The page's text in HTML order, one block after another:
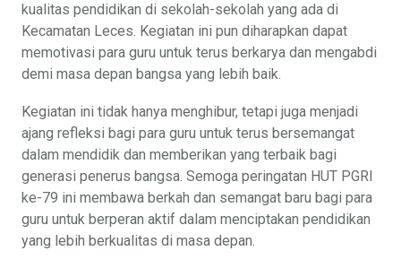
kualitas pendidikan di sekolah-sekolah yang ada di
Kecamatan Leces. Kegiatan ini pun diharapkan dapat
memotivasi para guru untuk terus berkarya dan mengabdi
demi masa depan bangsa yang lebih baik.
Kegiatan ini tidak hanya menghibur, tetapi juga menjadi
ajang refleksi bagi para guru untuk terus bersemangat
dalam mendidik dan memberikan yang terbaik bagi
generasi penerus bangsa. Semoga peringatan HUT PGRI
ke-79 ini membawa berkah dan semangat baru bagi para
guru untuk berperan aktif dalam menciptakan pendidikan
yang lebih berkualitas di masa depan.